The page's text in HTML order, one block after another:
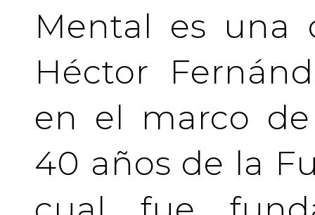
Mental es una
Héctor
en el marco
40 años de la